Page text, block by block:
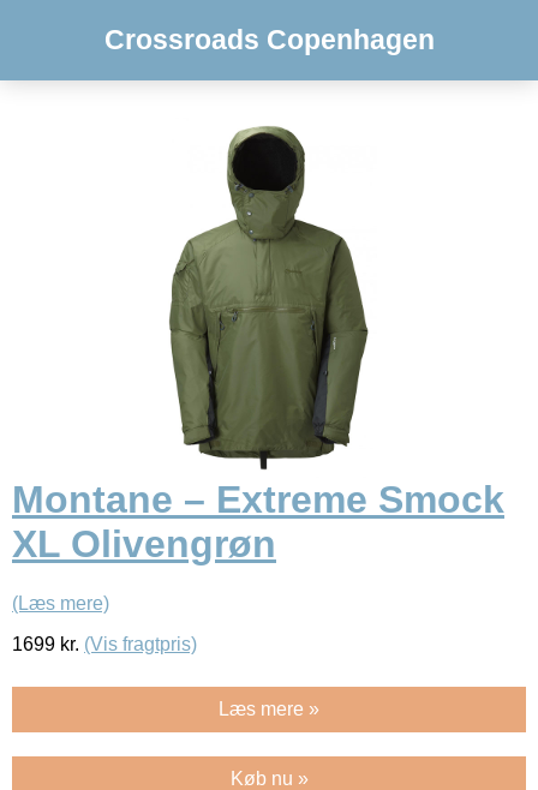
Crossroads Copenhagen
Montane – Extreme Smock
XL Olivengrøn
(Læs mere)
1699 kr. (Vis fragtpris)
Læs mere »
Køb nu »